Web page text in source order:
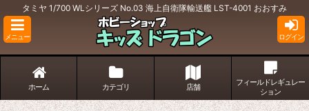
タミヤ 1/700 WLシリーズ No.03 海上自衛隊輸送艦 LST-4001 おおすみ
メニュー ログイン
ホーム カテゴリ 店舗
フィールドレギュレー
ション